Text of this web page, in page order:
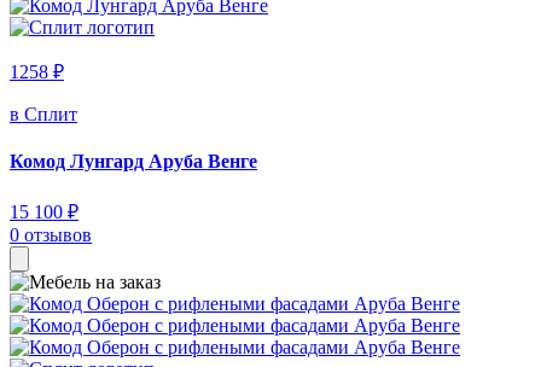
1258 ₽
в Сплит
Комод Лунгард Аруба Венге
15 100 ₽
0 отзывов